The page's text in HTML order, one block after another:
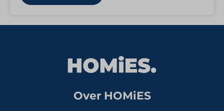
Over HOMiES